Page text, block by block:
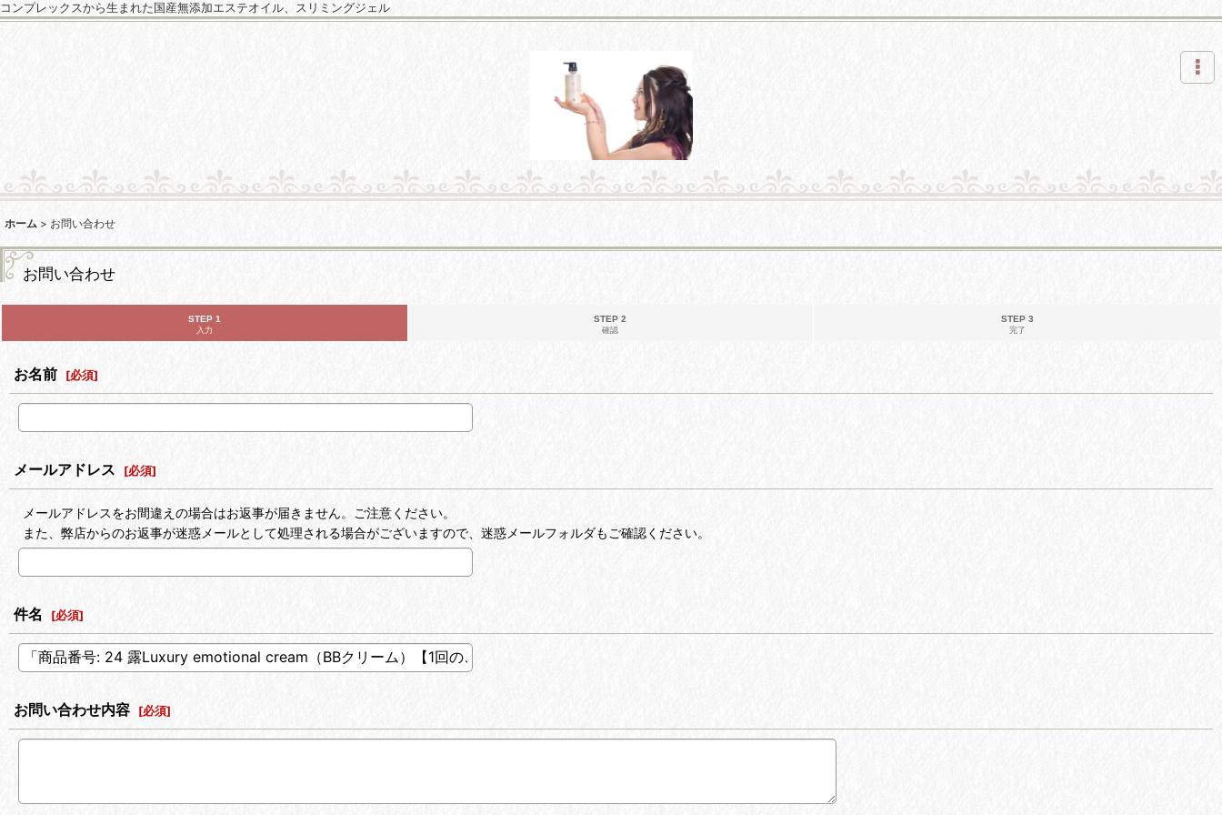
コンプレックスから生まれた国産無添加エステオイル、スリミングジェル
ホーム > お問い合わせ
お問い合わせ
STEP 1
入力
STEP 2
確認
STEP 3
完了
お名前 [必須]
メールアドレス [必須]
メールアドレスをお間違えの場合はお返事が届きません。ご注意ください。
また、弊店からのお返事が迷惑メールとして処理される場合がございますので、迷惑メールフォルダもご確認ください。
件名 [必須]
お問い合わせ内容 [必須]